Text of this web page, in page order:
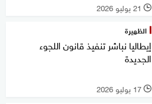
l 21 يوليو 2026
الظهيرة
إيطاليا نباشر تنفيذ قانون اللجوء
الجديدة
l 17 يوليو 2026